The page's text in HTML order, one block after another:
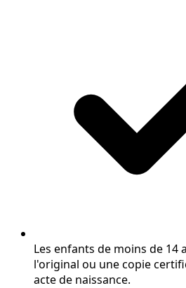
Les enfants de moins de 14
l'original ou une copie
acte de naissance.